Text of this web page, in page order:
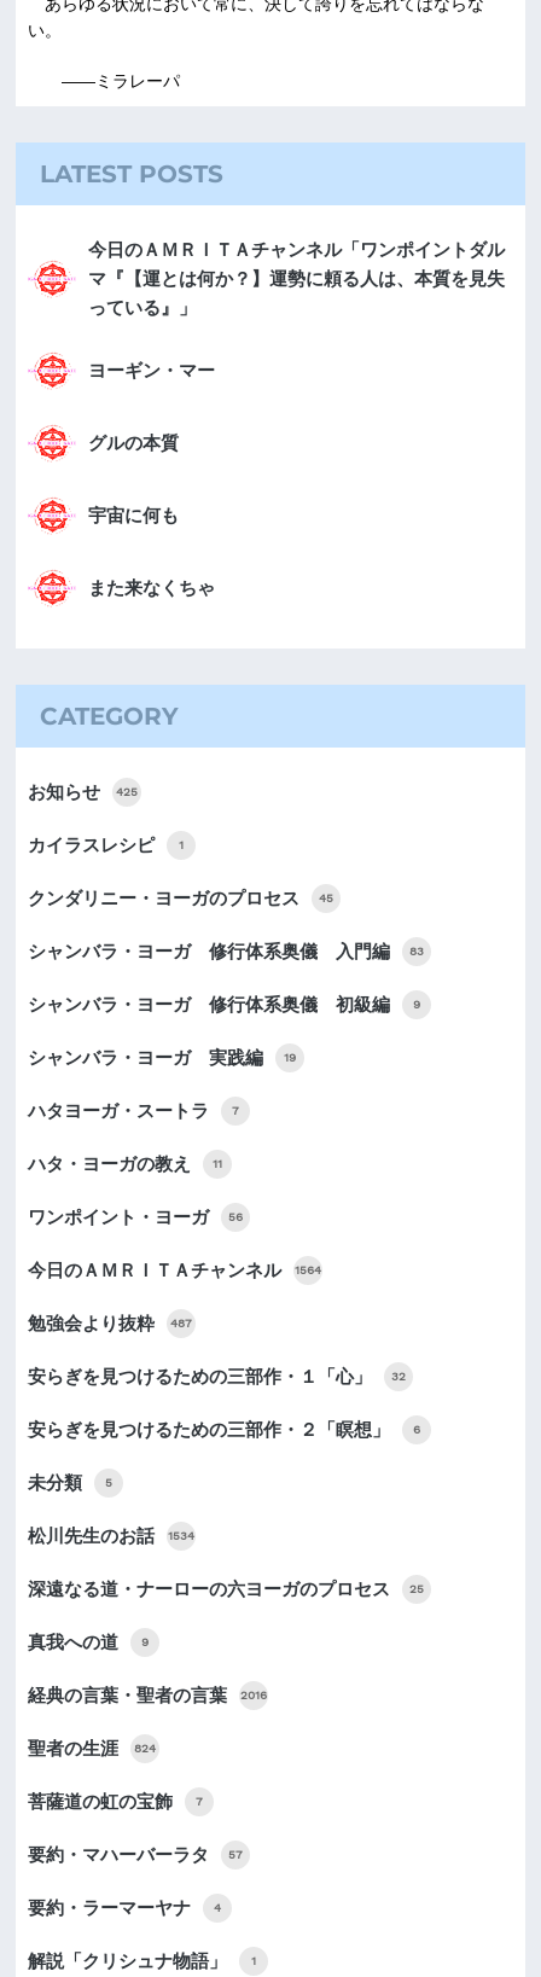
い。
――ミラレーパ
LATEST POSTS
今日のＡＭＲＩＴＡチャンネル「ワンポイントダル
マ『【運とは何か？】運勢に頼る人は、本質を見失
っている』」
ヨーギン・マー
グルの本質
宇宙に何も
また来なくちゃ
CATEGORY
お知らせ 425
カイラスレシピ 1
クンダリニー・ヨーガのプロセス 45
シャンバラ・ヨーガ 修行体系奥儀 入門編 83
シャンバラ・ヨーガ 修行体系奥儀 初級編 9
シャンバラ・ヨーガ 実践編 19
ハタヨーガ・スートラ 7
ハタ・ヨーガの教え 11
ワンポイント・ヨーガ 56
今日のＡＭＲＩＴＡチャンネル 1564
勉強会より抜粋 487
安らぎを見つけるための三部作・１「心」 32
安らぎを見つけるための三部作・２「瞑想」 6
未分類 5
松川先生のお話 1534
深遠なる道・ナーローの六ヨーガのプロセス 25
真我への道 9
経典の言葉・聖者の言葉 2016
聖者の生涯 824
菩薩道の虹の宝飾 7
要約・マハーバーラタ 57
要約・ラーマーヤナ 4
解説「クリシュナ物語」 1